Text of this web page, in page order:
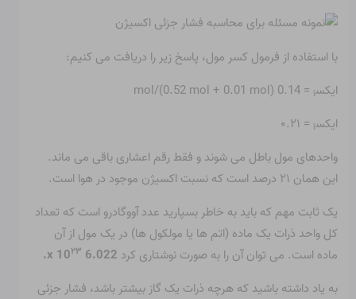
با استفاده از فرمول کسر مول، پاسخ زیر را دریافت می کنیم:
ایکسآ = 0.14 mol/(0.52 mol + 0.01 mol)
ایکسآ = ۰.۲۱
واحدهای مول باطل می شوند و فقط رقم اعشاری باقی می ماند.
این همان ۲۱ درصد است که نسبت اکسیژن موجود در هوا است.
یک ثابت مهم که باید به خاطر بسپارید عدد آووگادرو است که تعداد
کل واحد ذرات یک ماده (اتم ها یا مولکول ها) در یک مول از آن
ماده است. می توان آن را به صورت نوشتاری کرد 6.022 x 10 ۲۳
.
به یاد داشته باشید که هرچه ذرات یک گاز بیشتر باشد، فشار جزئی